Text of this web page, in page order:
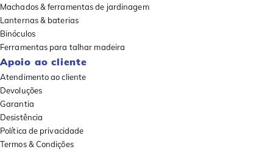
Machados & ferramentas de jardinagem
Lanternas & baterias
Binóculos
Ferramentas para talhar madeira
Apoio ao cliente
Atendimento ao cliente
Devoluções
Garantia
Desistência
Política de privacidade
Termos & Condições